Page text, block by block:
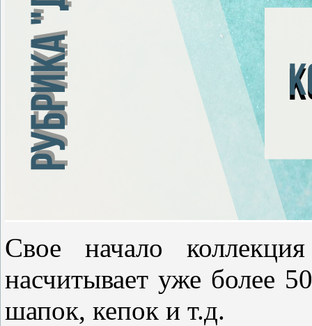
Свое начало
насчитывает уже более
шапок, кепок и т.д.